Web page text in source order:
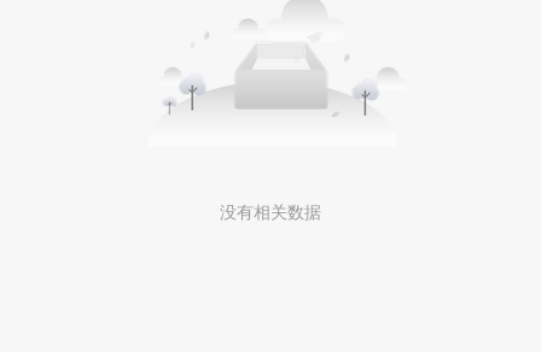
没有相关数据